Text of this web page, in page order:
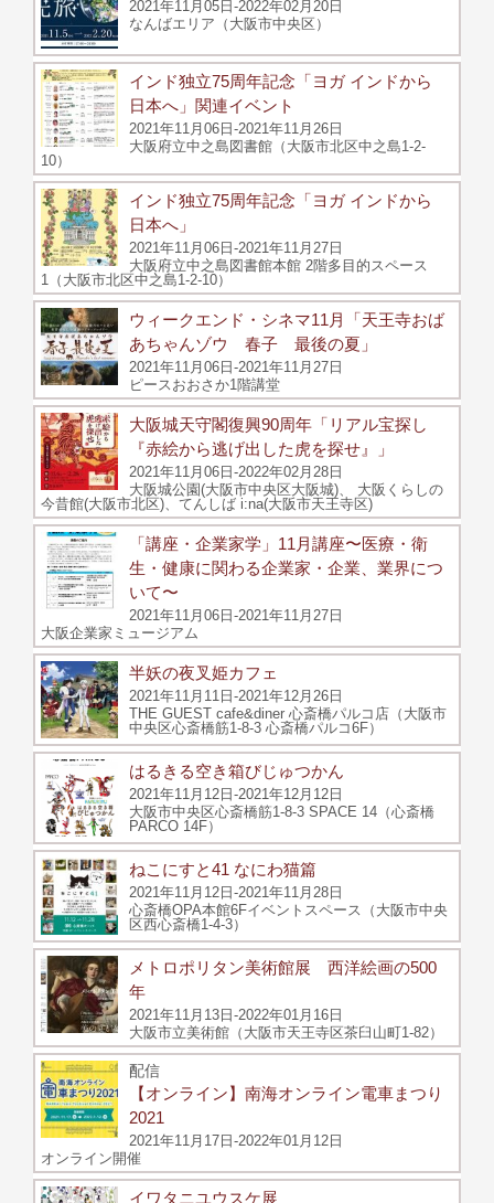
2021年11月05日-2022年02月20日
なんばエリア（大阪市中央区）
インド独立75周年記念「ヨガ インドから
日本へ」関連イベント
2021年11月06日-2021年11月26日
大阪府立中之島図書館（大阪市北区中之島1-2-
10）
インド独立75周年記念「ヨガ インドから
日本へ」
2021年11月06日-2021年11月27日
大阪府立中之島図書館本館 2階多目的スペース
1（大阪市北区中之島1-2-10）
ウィークエンド・シネマ11月「天王寺おば
あちゃんゾウ 春子 最後の夏」
2021年11月06日-2021年11月27日
ピースおおさか1階講堂
大阪城天守閣復興90周年「リアル宝探し
『赤絵から逃げ出した虎を探せ』」
2021年11月06日-2022年02月28日
大阪城公園(大阪市中央区大阪城)、 大阪くらしの
今昔館(大阪市北区)、てんしば i:na(大阪市天王寺区)
「講座・企業家学」11月講座〜医療・衛
生・健康に関わる企業家・企業、業界につ
いて〜
2021年11月06日-2021年11月27日
大阪企業家ミュージアム
半妖の夜叉姫カフェ
2021年11月11日-2021年12月26日
THE GUEST cafe&diner 心斎橋パルコ店（大阪市
中央区心斎橋筋1-8-3 心斎橋パルコ6F）
はるきる空き箱びじゅつかん
2021年11月12日-2021年12月12日
大阪市中央区心斎橋筋1-8-3 SPACE 14（心斎橋
PARCO 14F）
ねこにすと41 なにわ猫篇
2021年11月12日-2021年11月28日
心斎橋OPA本館6Fイベントスペース（大阪市中央
区西心斎橋1-4-3）
メトロポリタン美術館展 西洋絵画の500
年
2021年11月13日-2022年01月16日
大阪市立美術館（大阪市天王寺区茶臼山町1-82）
配信
【オンライン】南海オンライン電車まつり
2021
2021年11月17日-2022年01月12日
オンライン開催
イワタニユウスケ展